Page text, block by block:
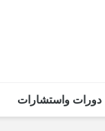
دورات واستشارات